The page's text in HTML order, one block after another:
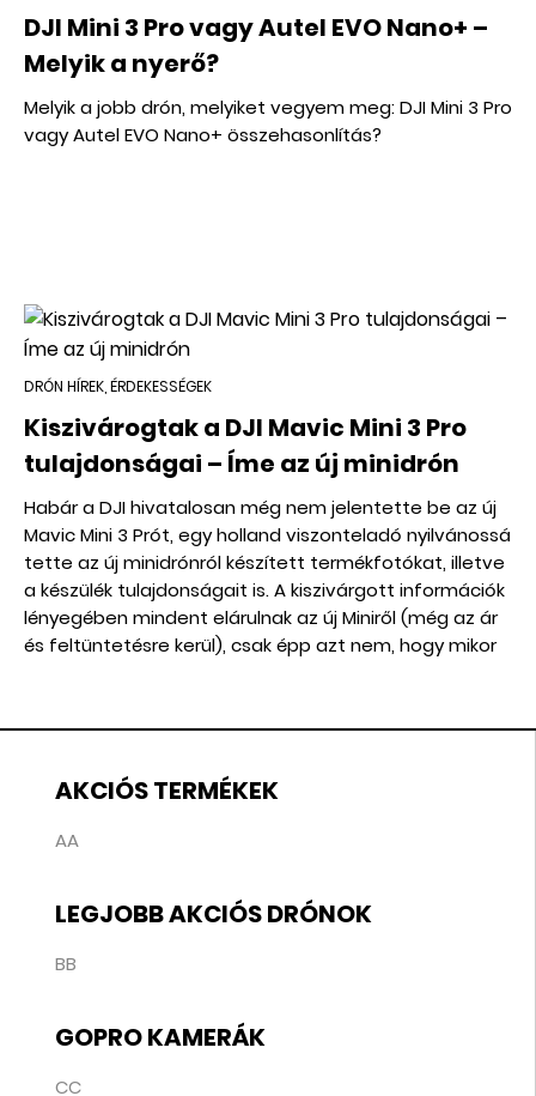
DJI Mini 3 Pro vagy Autel EVO Nano+ –
Melyik a nyerő?
Melyik a jobb drón, melyiket vegyem meg: DJI Mini 3 Pro
vagy Autel EVO Nano+ összehasonlítás?
DRÓN HÍREK, ÉRDEKESSÉGEK
Kiszivárogtak a DJI Mavic Mini 3 Pro
tulajdonságai – Íme az új minidrón
Habár a DJI hivatalosan még nem jelentette be az új
Mavic Mini 3 Prót, egy holland viszonteladó nyilvánossá
tette az új minidrónról készített termékfotókat, illetve
a készülék tulajdonságait is. A kiszivárgott információk
lényegében mindent elárulnak az új Miniről (még az ár
és feltüntetésre kerül), csak épp azt nem, hogy mikor
AKCIÓS TERMÉKEK
AA
LEGJOBB AKCIÓS DRÓNOK
BB
GOPRO KAMERÁK
CC